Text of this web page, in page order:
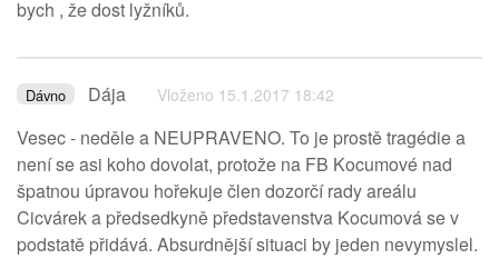
bych , že dost lyžníků.
Dávno Dája Vloženo 15.1.2017 18:42
Vesec - neděle a NEUPRAVENO. To je prostě tragédie a
není se asi koho dovolat, protože na FB Kocumové nad
špatnou úpravou hořekuje člen dozorčí rady areálu
Cicvárek a předsedkyně představenstva Kocumová se v
podstatě přidává. Absurdnější situaci by jeden nevymyslel.